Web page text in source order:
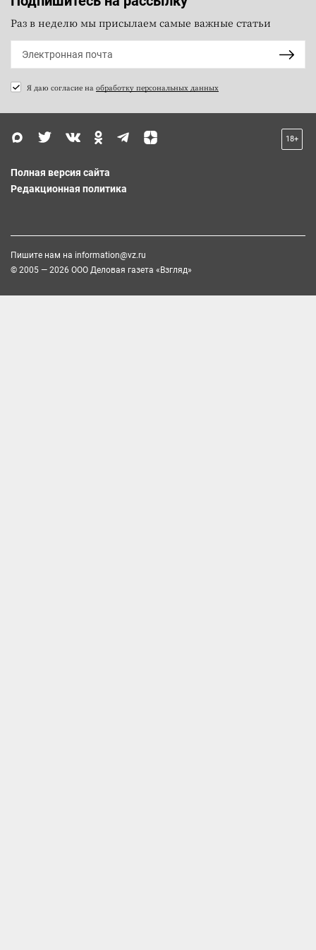
Раз в неделю мы присылаем самые важные статьи
Я даю согласие на обработку персональных данных
18+
Полная версия сайта
Редакционная политика
Пишите нам на information@vz.ru
© 2005 — 2026 ООО Деловая газета «Взгляд»